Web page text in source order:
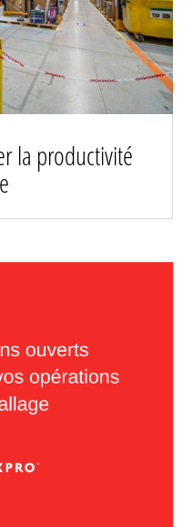
la productivité